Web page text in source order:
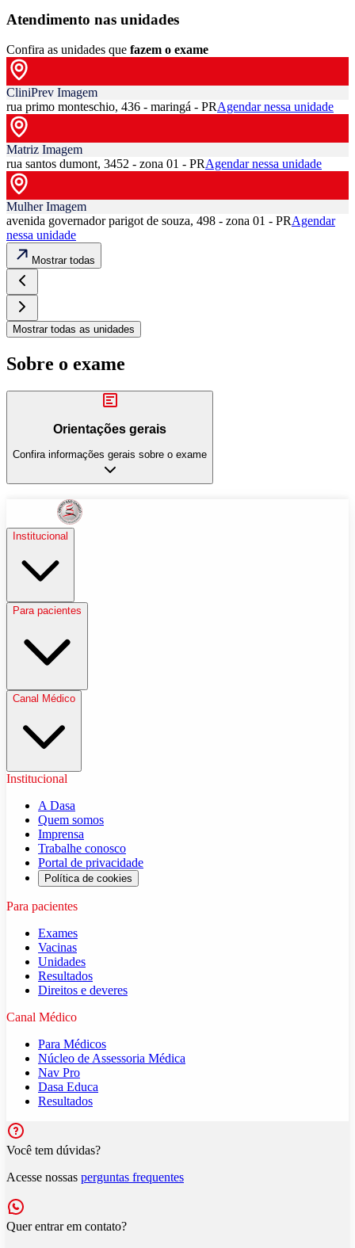
Atendimento nas unidades
Confira as unidades que fazem o exame
CliniPrev Imagem
rua primo monteschio, 436 - maringá - PRAgendar nessa unidade
Matriz Imagem
rua santos dumont, 3452 - zona 01 - PRAgendar nessa unidade
Mulher Imagem
avenida governador parigot de souza, 498 - zona 01 - PRAgendar
nessa unidade
Mostrar todas
Mostrar todas as unidades
Sobre o exame
Orientações gerais
Confira informações gerais sobre o exame
Institucional
Para pacientes
Canal Médico
Institucional
A Dasa
Quem somos
Imprensa
Trabalhe conosco
Portal de privacidade
Política de cookies
Para pacientes
Exames
Vacinas
Unidades
Resultados
Direitos e deveres
Canal Médico
Para Médicos
Núcleo de Assessoria Médica
Nav Pro
Dasa Educa
Resultados
Você tem dúvidas?
Acesse nossas perguntas frequentes
Quer entrar em contato?